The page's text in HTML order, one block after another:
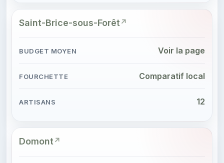
Saint-Brice-sous-Forêt
Voir la page
Comparatif local
12
Domont